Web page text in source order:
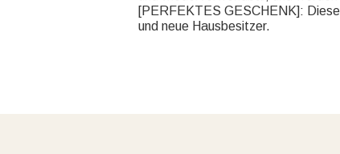
[PERFEKTES GESCHENK]:
und neue Hausbesitzer.